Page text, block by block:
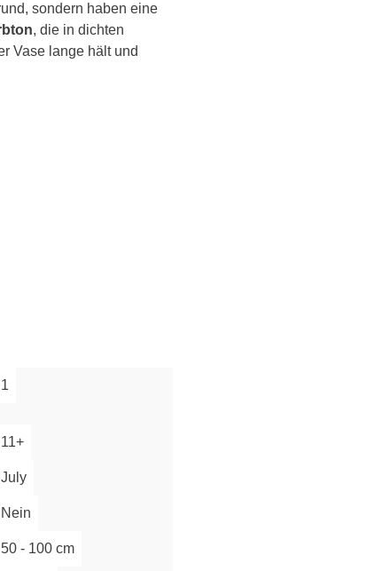
sondern haben eine
, die in dichten
Vase lange hält und
1
11+
July
Nein
50 - 100 cm